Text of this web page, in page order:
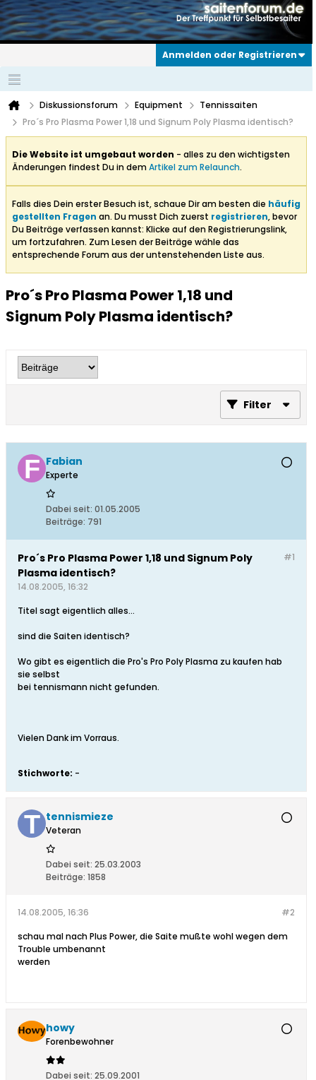
Anmelden oder Registrieren
Diskussionsforum Equipment
Tennissaiten
Pro´s Pro Plasma Power 1,18 und Signum Poly Plasma identisch?
Die Website ist umgebaut worden - alles zu den wichtigsten
Änderungen findest Du in demArtikel zum Relaunch.
Falls dies Dein erster Besuch ist, schaue Dir am besten die häufig
gestellten Fragen an. Du musst Dich zuerst registrieren, bevor
Du Beiträge verfassen kannst: Klicke auf den Registrierungslink,
um fortzufahren. Zum Lesen der Beiträge wähle das
entsprechende Forum aus der untenstehenden Liste aus.
Pro´s Pro Plasma Power 1,18 und
Signum Poly Plasma identisch?
Filter
Fabian
Experte
Dabei seit: 01.05.2005
Beiträge: 791
#1
Pro´s Pro Plasma Power 1,18 und Signum Poly
Plasma identisch?
14.08.2005, 16:32
Titel sagt eigentlich alles...
sind die Saiten identisch?
Wo gibt es eigentlich die Pro's Pro Poly Plasma zu kaufen hab
sie selbst
bei tennismann nicht gefunden.
Vielen Dank im Vorraus.
Stichworte: -
tennismieze
Veteran
Dabei seit: 25.03.2003
Beiträge: 1858
#2
14.08.2005, 16:36
schau mal nach Plus Power, die Saite mußte wohl wegen dem
Trouble umbenannt
werden
howy
Forenbewohner
Dabei seit: 25.09.2001